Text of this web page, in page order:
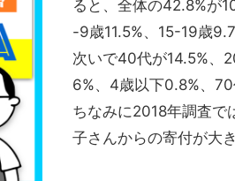
ると、全体の42.8%が
-9歳11.5%、15-19歳
次いで40代が14.5%、
6%、4歳以下0.8%、70
ちなみに2018年調査で
子さんからの寄付が大